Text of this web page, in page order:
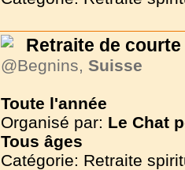
Retraite de
@Begnins, Suisse
Toute l'année
Organisé par: Le Chat
Tous âges
Catégorie: Retraite